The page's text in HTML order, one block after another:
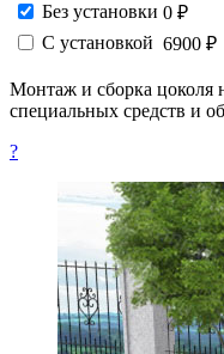
Без установки 0 ₽
С установкой 6900 ₽
Монтаж и сборка цоколя
специальных средств и
?